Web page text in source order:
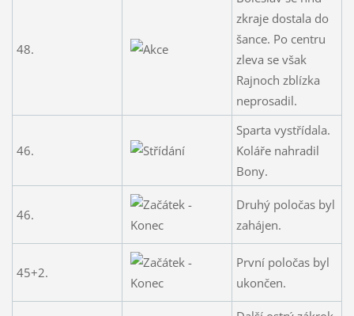
48.
zkraje dostala do
šance. Po centru
zleva se však
Rajnoch zblízka
neprosadil.
46.
Sparta vystřídala.
Koláře nahradil
Bony.
46.
Druhý poločas byl
zahájen.
45+2.
První poločas byl
ukončen.